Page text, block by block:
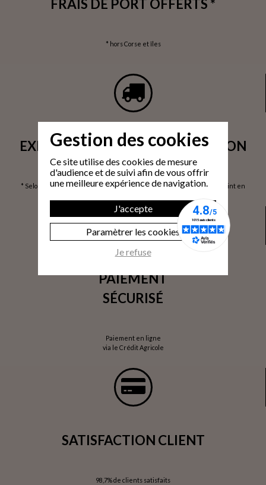
Gestion des cookies
Ce site utilise des cookies de mesure
d'audience et de suivi afin de vous offrir
une meilleure expérience de navigation.
J'accepte
Paramètrer les cookies
Je refuse
FRAIS DE PORT OFFERTS *
* hors Corse et îles
EXPÉDITION SOUS 24H / LIVRAISON
SOUS 3 À 6 JOURS OUVRÉS*
* Selon volume de commande / via prise de rendez-vous / Livraison 1 point en
PAIEMENT
SÉCURISÉ
Paiement en ligne
via le Crédit Agricole
SATISFACTION CLIENT
98,7% de clients satisfaits